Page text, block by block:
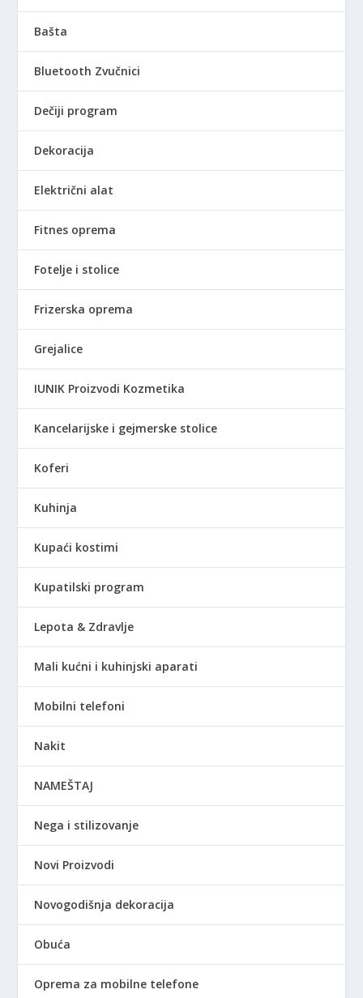
Bašta
Bluetooth Zvučnici
Dečiji program
Dekoracija
Električni alat
Fitnes oprema
Fotelje i stolice
Frizerska oprema
Grejalice
IUNIK Proizvodi Kozmetika
Kancelarijske i gejmerske stolice
Koferi
Kuhinja
Kupaći kostimi
Kupatilski program
Lepota & Zdravlje
Mali kućni i kuhinjski aparati
Mobilni telefoni
Nakit
NAMEŠTAJ
Nega i stilizovanje
Novi Proizvodi
Novogodišnja dekoracija
Obuća
Oprema za mobilne telefone